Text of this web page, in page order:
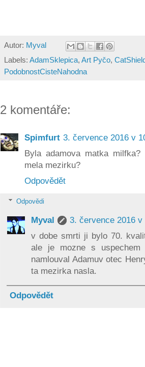
Autor: Myval
Labels: AdamSklepica, Art Pyčo,
PodobnostCisteNahodna
2 komentáře:
Spimfurt 3. července 2016 v
Byla adamova matka
mela mezirku?
Odpovědět
Odpovědi
Myval
3. července 2016 v
v dobe smrti ji bylo 70.
ale je mozne s
namlouval Adamuv otec
ta mezirka nasla.
Odpovědět